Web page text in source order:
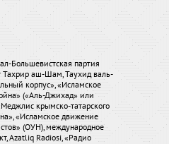
Большевистская партия
Тахрир аш-Шам, Таухид валь-
корпус», «Исламское
(«Аль-Джихад» или
крымско-татарского
«Исламское движение
(ОУН), международное
Azatliq Radiosi, «Радио